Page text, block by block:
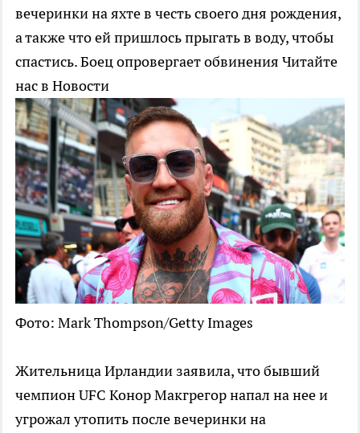
вечеринки на яхте в честь своего дня рождения,
а также что ей пришлось прыгать в воду, чтобы
спастись. Боец опровергает обвинения Читайте
нас в Новости
Фото: Mark Thompson/Getty Images
Жительница Ирландии заявила, что бывший
чемпион UFC Конор Макгрегор напал на нее и
угрожал утопить после вечеринки на